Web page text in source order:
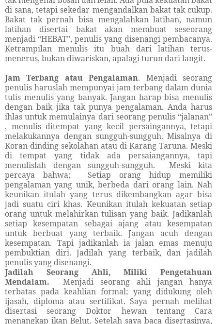
di sana, tetapi sekedar mengandalkan bakat tak cukup.
Bakat tak pernah bisa mengalahkan latihan, namun
latihan disertai bakat akan membuat seseorang
menjadi “HEBAT”, penulis yang disenangi pembacanya.
Ketrampilan menulis itu buah dari latihan terus-
menerus, bukan diwariskan, apalagi turun dari langit.
Jam Terbang atau Pengalaman. Menjadi seorang
penulis haruslah mempunyai jam terbang dalam dunia
tulis menulis yang banyak. Jangan harap bisa menulis
dengan baik jika tak punya pengalaman. Anda harus
ihlas untuk memulainya dari seorang penulis “jalanan”
, menulis ditempat yang kecil persaingannya, tetapi
melakukannya dengan sungguh-sungguh. Misalnya di
Koran dinding sekolahan atau di Karang Taruna. Meski
di tempat yang tidak ada persaiangannya, tapi
menulislah dengan sungguh-sungguh.
Meski kita
percaya bahwa;
Setiap orang hidup memiliki
pengalaman yang unik, berbeda dari orang lain. Nah
keunikan itulah yang terus dikembangkan agar bisa
jadi suatu ciri khas. Keunikan itulah kekuatan setiap
orang untuk melahirkan tulisan yang baik. Jadikanlah
setiap kesempatan sebagai ajang atau kesempatan
untuk berbuat yang terbaik. Jangan acuh dengan
kesempatan. Tapi jadikanlah ia jalan emas menuju
pembuktian diri. Jadilah yang terbaik, dan jadilah
penulis yang disenangi.
Jadilah Seorang Ahli, Miliki Pengetahuan
Mendalam.
Menjadi seorang ahli jangan hanya
terbatas pada keahlian formal; yang didukung oleh
ijasah, diploma atau sertifikat. Saya pernah melihat
disertasi seorang Doktor hewan tentang Cara
menangkap ikan Belut. Setelah saya baca disertasinya,